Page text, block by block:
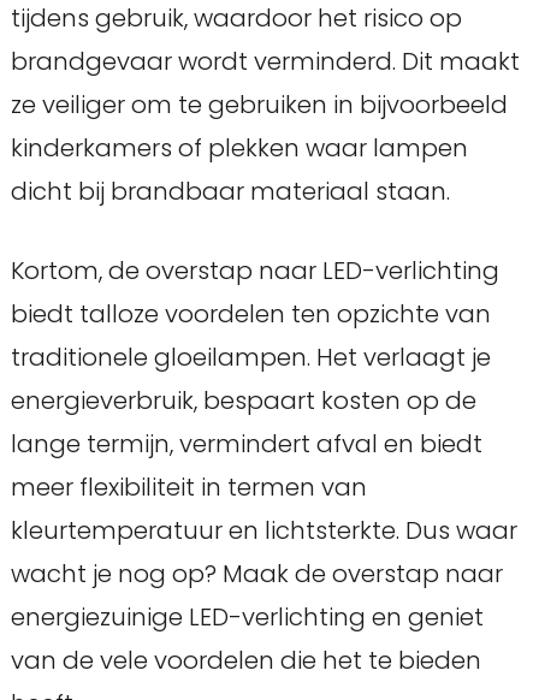
tijdens gebruik, waardoor het risico op
brandgevaar wordt verminderd. Dit maakt
ze veiliger om te gebruiken in bijvoorbeeld
kinderkamers of plekken waar lampen
dicht bij brandbaar materiaal staan.
Kortom, de overstap naar LED-verlichting
biedt talloze voordelen ten opzichte van
traditionele gloeilampen. Het verlaagt je
energieverbruik, bespaart kosten op de
lange termijn, vermindert afval en biedt
meer flexibiliteit in termen van
kleurtemperatuur en lichtsterkte. Dus waar
wacht je nog op? Maak de overstap naar
energiezuinige LED-verlichting en geniet
van de vele voordelen die het te bieden